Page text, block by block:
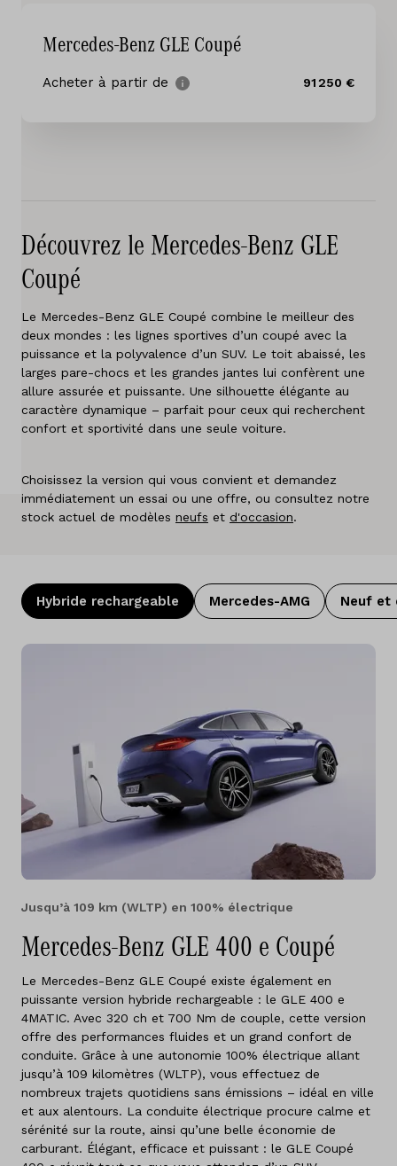
Essai de conduite
Sites
Vergelijken
Sites
Marques
Services
A propos de nous
Belgique
Mercedes-Benz GLE Coupé
Acheter à partir de 91 250 €
Découvrez le Mercedes-Benz GLE
Coupé
Le Mercedes-Benz GLE Coupé combine le meilleur des
deux mondes : les lignes sportives d’un coupé avec la
puissance et la polyvalence d’un SUV. Le toit abaissé, les
larges pare-chocs et les grandes jantes lui confèrent une
allure assurée et puissante. Une silhouette élégante au
caractère dynamique – parfait pour ceux qui recherchent
confort et sportivité dans une seule voiture.
Choisissez la version qui vous convient et demandez
immédiatement un essai ou une offre, ou consultez notre
stock actuel de modèles neufs et d'occasion.
Hybride rechargeable Mercedes-AMG Neuf et
Jusqu’à 109 km (WLTP) en 100% électrique
Mercedes-Benz GLE 400 e Coupé
Le Mercedes-Benz GLE Coupé existe également en
puissante version hybride rechargeable : le GLE 400 e
4MATIC. Avec 320 ch et 700 Nm de couple, cette version
offre des performances fluides et un grand confort de
conduite. Grâce à une autonomie 100% électrique allant
jusqu’à 109 kilomètres (WLTP), vous effectuez de
nombreux trajets quotidiens sans émissions – idéal en ville
et aux alentours. La conduite électrique procure calme et
sérénité sur la route, ainsi qu’une belle économie de
carburant. Élégant, efficace et puissant : le GLE Coupé